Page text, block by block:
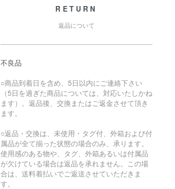
RETURN
返品について
不良品
○商品到着日を含め、5日以内にご連絡下さい
（5日を過ぎた商品については、対応いたしかね
ます）。返品後、交換またはご返金させて頂き
ます。
○返品・交換は、未使用・タグ付、外箱および付
属品が全て揃った状態の場合のみ、承ります。
使用感のある物や、タグ、外箱あるいは付属品
が欠けている場合は返品を承れません。この場
合は、送料着払いでご返送させていただきま
す。